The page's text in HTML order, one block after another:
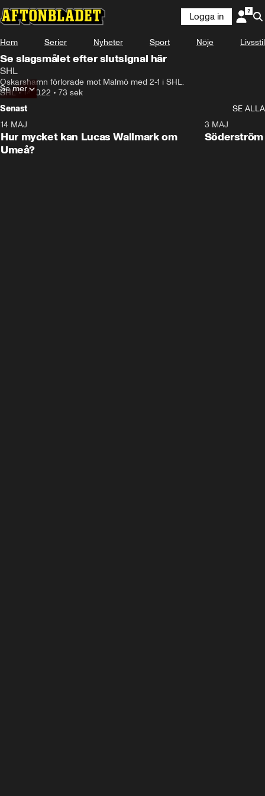
Logga in
Hem Serier Nyheter Sport Nöje Livsstil
Se slagsmålet efter slutsignal här
SHL
Oskarshamn förlorade mot Malmö med 2-1 i SHL.
SHL•14.10.22 • 73 sek
Se mer
Senast
SE ALLA
Plus
14 MAJ
Hur mycket kan Lucas Wallmark om
Umeå?
3 MAJ